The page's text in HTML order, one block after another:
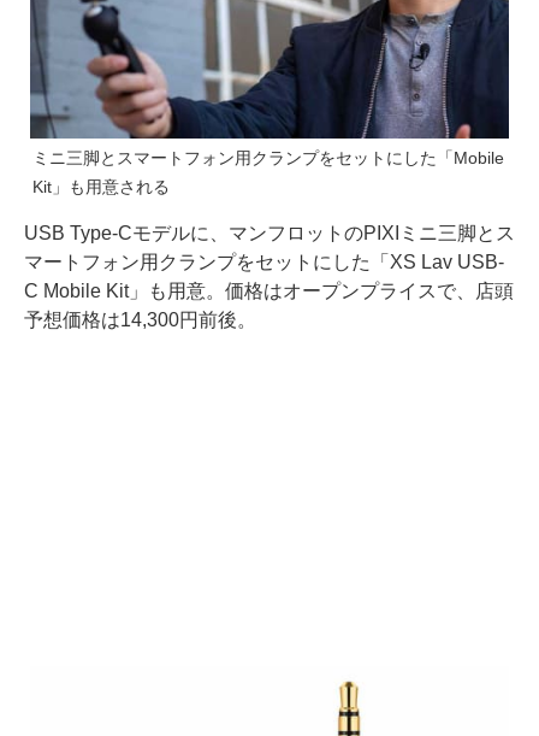
ミニ三脚とスマートフォン用クランプをセットにした「Mobile
Kit」も用意される
USB Type-Cモデルに、マンフロットのPIXIミニ三脚とス
マートフォン用クランプをセットにした「XS Lav USB-
C Mobile Kit」も用意。価格はオープンプライスで、店頭
予想価格は14,300円前後。